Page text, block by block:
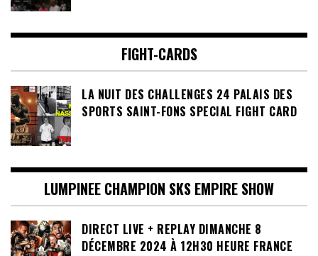
FIGHT-CARDS
LA NUIT DES CHALLENGES 24 PALAIS DES
SPORTS SAINT-FONS SPECIAL FIGHT CARD
LUMPINEE CHAMPION SKS EMPIRE SHOW
DIRECT LIVE + REPLAY DIMANCHE 8
DÉCEMBRE 2024 À 12H30 HEURE FRANCE